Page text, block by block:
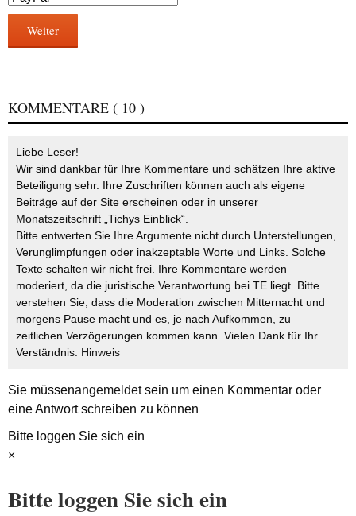
Weiter
KOMMENTARE ( 10 )
Liebe Leser!
Wir sind dankbar für Ihre Kommentare und schätzen Ihre aktive
Beteiligung sehr. Ihre Zuschriften können auch als eigene
Beiträge auf der Site erscheinen oder in unserer
Monatszeitschrift „Tichys Einblick“.
Bitte entwerten Sie Ihre Argumente nicht durch Unterstellungen,
Verunglimpfungen oder inakzeptable Worte und Links. Solche
Texte schalten wir nicht frei. Ihre Kommentare werden
moderiert, da die juristische Verantwortung bei TE liegt. Bitte
verstehen Sie, dass die Moderation zwischen Mitternacht und
morgens Pause macht und es, je nach Aufkommen, zu
zeitlichen Verzögerungen kommen kann. Vielen Dank für Ihr
Verständnis. Hinweis
Sie müssenangemeldetsein um einen Kommentar oder
eine Antwort schreiben zu können
Bitte loggen Sie sich ein
×
Bitte loggen Sie sich ein